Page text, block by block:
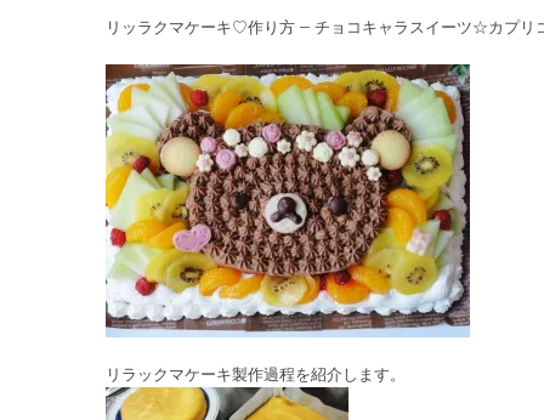
リッラクマケーキ♡作り方 – チョコキャラスイーツ☆カプリ
リラックマケーキ製作過程を紹介します。